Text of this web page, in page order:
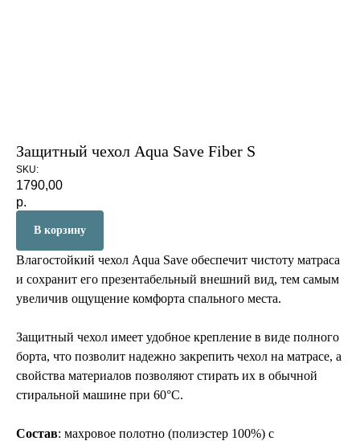
Защитный чехол Aqua Save Fiber S
SKU:
1790,00
р.
В корзину
Влагостойкий чехол Aqua Save обеспечит чистоту матраса
и сохранит его презентабельный внешний вид, тем самым
увеличив ощущение комфорта спального места.
Защитный чехол имеет удобное крепление в виде полного
борта, что позволит надежно закрепить чехол на матрасе, а
свойства материалов позволяют стирать их в обычной
стиральной машине при 60°C.
Состав: махровое полотно (полиэстер 100%) с